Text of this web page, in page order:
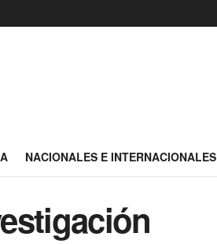
NACIONALES E INTERNACIONALES